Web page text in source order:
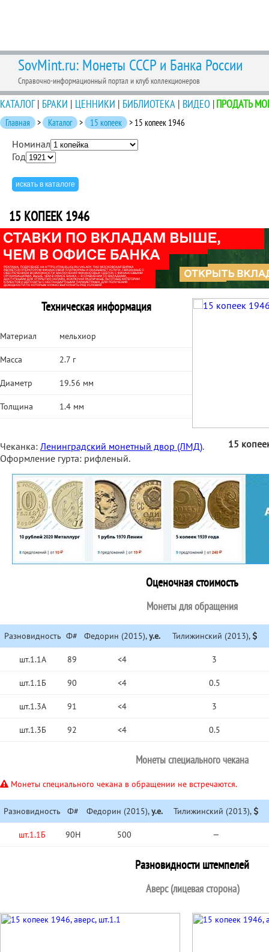
SovMint.ru: Монеты СССР и Банка России
Справочно-информационный портал и клуб коллекционеров
КАТАЛОГ| БРАКИ | ЦЕННИКИ | БИБЛИОТЕКА | ВИДЕО |ПРОДАТЬ
Главная > Каталог > 15 копеек > 15 копеек 1946
Номинал
Год
15 КОПЕЕК 1946
Техническая информация
Материал мельхиор
Масса 2.7 г
Диаметр 19.56 мм
Толщина 1.4 мм
15
Чеканка: Ленинградский монетный двор (ЛМД).
Оформление гурта: рифленый.
Оценочная стоимость
Монеты для обращения
Разновидность Ф# Федорин (2015),у.е. Тилижинский (2013),
шт.1.1А 89 <4 3
шт.1.1Б 90 <4 0.5
шт.1.3А 91 <4 3
шт.1.3Б 92 <4 0.5
Монеты специального чекана
Монеты специального чекана в обращении не встречаются.
Разновидность Ф# Федорин (2015),у.е. Тилижинский (2013),
шт.1.1Б 90Н 500 —
Разновидности штемпелей
Аверс (лицевая сторона)